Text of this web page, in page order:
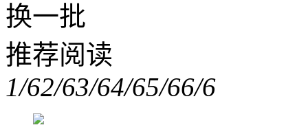
换一批
推荐阅读
1/62/63/64/65/66/6